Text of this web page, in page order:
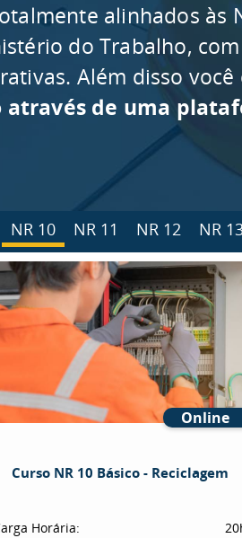
alinhados às
do Trabalho,
Além disso
através de uma
NR 10 NR 11 NR 12 NR
Online
Curso NR 10 Básico - Reciclagem
Horária: